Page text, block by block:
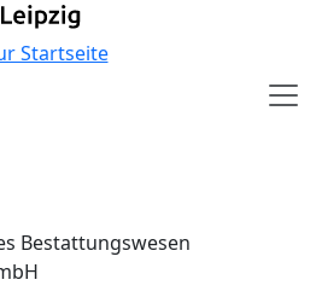
Startseite
Bestattungswesen